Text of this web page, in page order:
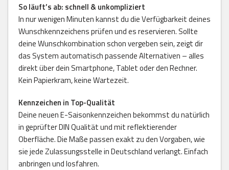
So läuft’s ab: schnell & unkompliziert
In nur wenigen Minuten kannst du die Verfügbarkeit deines
Wunschkennzeichens prüfen und es reservieren. Sollte
deine Wunschkombination schon vergeben sein, zeigt dir
das System automatisch passende Alternativen – alles
direkt über dein Smartphone, Tablet oder den Rechner.
Kein Papierkram, keine Wartezeit.
Kennzeichen in Top-Qualität
Deine neuen E-Saisonkennzeichen bekommst du natürlich
in geprüfter DIN Qualität und mit reflektierender
Oberfläche. Die Maße passen exakt zu den Vorgaben, wie
sie jede Zulassungsstelle in Deutschland verlangt. Einfach
anbringen und losfahren.